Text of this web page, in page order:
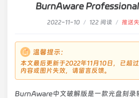
BurnAware Professional
2022-11-10 / 122 阅读 / 推送
温馨提示：
本文最后更新于2022年11月10日，已超
内容或图片失效，请留言反馈。
BurnAware中文破解版是一款光盘刻录